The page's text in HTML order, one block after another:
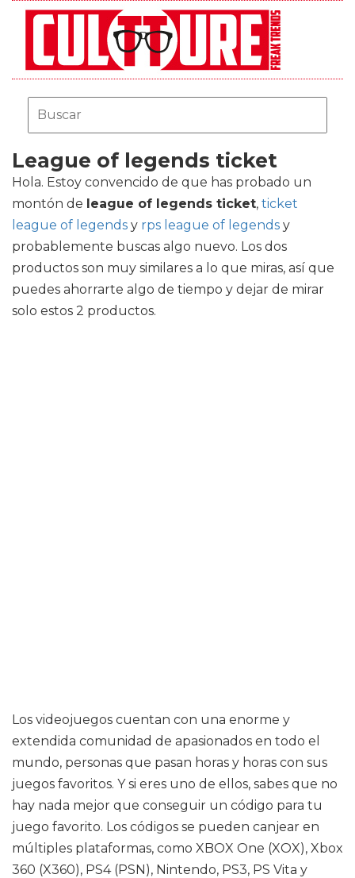
League of legends ticket
Hola. Estoy convencido de que has probado un
montón de league of legends ticket, ticket
league of legends y rps league of legends y
probablemente buscas algo nuevo. Los dos
productos son muy similares a lo que miras, así que
puedes ahorrarte algo de tiempo y dejar de mirar
solo estos 2 productos.
Los videojuegos cuentan con una enorme y
extendida comunidad de apasionados en todo el
mundo, personas que pasan horas y horas con sus
juegos favoritos. Y si eres uno de ellos, sabes que no
hay nada mejor que conseguir un código para tu
juego favorito. Los códigos se pueden canjear en
múltiples plataformas, como XBOX One (XOX), Xbox
360 (X360), PS4 (PSN), Nintendo, PS3, PS Vita y